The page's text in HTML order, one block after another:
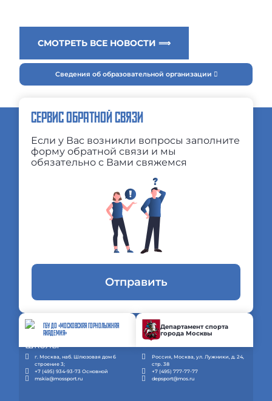
СМОТРЕТЬ ВСЕ НОВОСТИ ⟹
Сведения об образовательной организации
СЕРВИС ОБРАТНОЙ СВЯЗИ
Если у Вас возникли вопросы заполните
форму обратной связи и мы
обязательно с Вами свяжемся
Отправить
ГБУ ДО «МОСКОВСКАЯ ГОРНОЛЫЖНАЯ
АКАДЕМИЯ»
г. Москва, наб. Шлюзовая дом 6
строение 3;
+7 (495) 934-93-73 Основной
mskia@mossport.ru
Департамент спорта
города Москвы
Россия, Москва, ул. Лужники, д. 24,
стр. 38
+7 (495) 777-77-77
depsport@mos.ru